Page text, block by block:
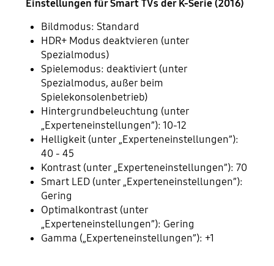
Einstellungen für Smart TVs der K-Serie (2016)
Bildmodus: Standard
HDR+ Modus deaktvieren (unter
Spezialmodus)
Spielemodus: deaktiviert (unter
Spezialmodus, außer beim
Spielekonsolenbetrieb)
Hintergrundbeleuchtung (unter
„Experteneinstellungen”): 10-12
Helligkeit (unter „Experteneinstellungen”):
40 - 45
Kontrast (unter „Experteneinstellungen”): 70
Smart LED (unter „Experteneinstellungen”):
Gering
Optimalkontrast (unter
„Experteneinstellungen”): Gering
Gamma („Experteneinstellungen”): +1